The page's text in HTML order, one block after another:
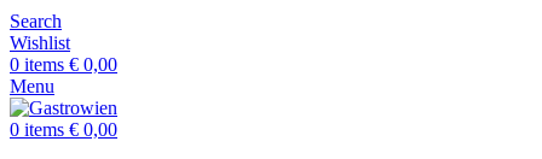
Search
Wishlist
0 items € 0,00
Menu
0 items € 0,00